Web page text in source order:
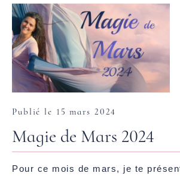
Publié le 15 mars 2024
Magie de Mars 2024
Pour ce mois de mars, je te